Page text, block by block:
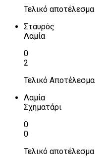
Τελικό αποτέλεσμα
Σταυρός
Λαμία
0
2
Τελικό Αποτέλεσμα
Λαμία
Σχηματάρι
0
0
Τελικό αποτέλεσμα